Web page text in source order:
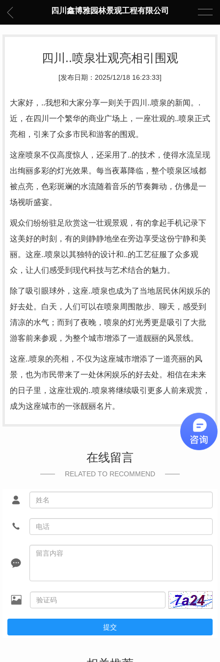
四川鑫博雅园林景观工程有限公司
四川..喷泉壮观亮相引围观
[发布日期：2025/12/18 16:23:33]
大家好，..我想和大家分享一则关于四川..喷泉的新闻。.
近，在四川一个繁华的商业广场上，一座壮观的..喷泉正式
亮相，引来了众多市民和游客的围观。
这座喷泉不仅高度惊人，还采用了..的技术，使得水流呈现
出绚丽多彩的灯光效果。每当夜幕降临，整个喷泉区域都
被点亮，色彩斑斓的水流随着音乐的节奏舞动，仿佛是一
场视听盛宴。
观众们纷纷驻足欣赏这一壮观景观，有的拿起手机记录下
这美好的时刻，有的则静静地坐在旁边享受这份宁静和美
丽。这座..喷泉以其独特的设计和..的工艺征服了众多观
众，让人们感受到现代科技与艺术结合的魅力。
除了吸引眼球外，这座..喷泉也成为了当地居民休闲娱乐的
好去处。白天，人们可以在喷泉周围散步、聊天，感受到
清凉的水气；而到了夜晚，喷泉的灯光秀更是吸引了大批
游客前来参观，为整个城市增添了一道靓丽的风景线。
这座..喷泉的亮相，不仅为这座城市增添了一道亮丽的风
景，也为市民带来了一处休闲娱乐的好去处。相信在未来
的日子里，这座壮观的..喷泉将继续吸引更多人前来观赏，
成为这座城市的一张靓丽名片。
在线留言
RELATED TO RECOMMEND
提交